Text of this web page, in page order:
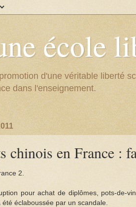
école
d'une véritable liberté
dans l'enseignement.
chinois en France :
2.
pour achat de diplômes, pots-de-
éclaboussée par un scandale.